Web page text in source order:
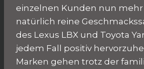
einzelnen Kunden nun
natürlich reine
des Lexus LBX und Toyota
jedem Fall positiv
Marken gehen trotz der